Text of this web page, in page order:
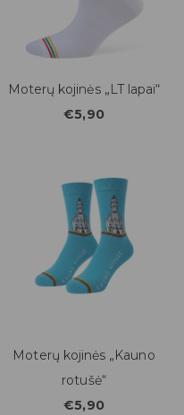
Moterų kojinės „LT lapai“
€5,90
Moterų kojinės „Kauno
rotušė“
€5,90